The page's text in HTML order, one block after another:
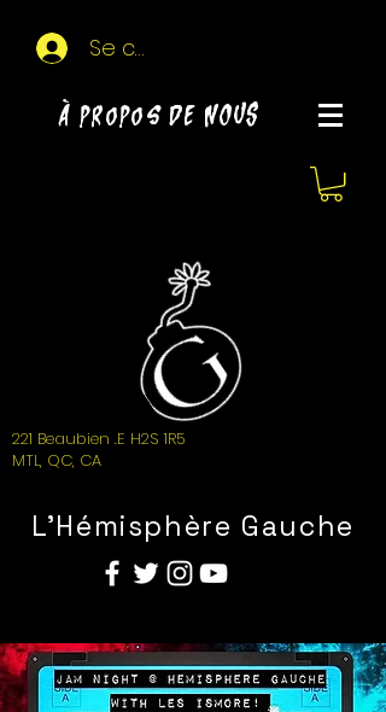
Se connecter
À propos de NOUS
221 Beaubien .E H2S 1R5
MTL, QC, CA
L'Hémisphère Gauche